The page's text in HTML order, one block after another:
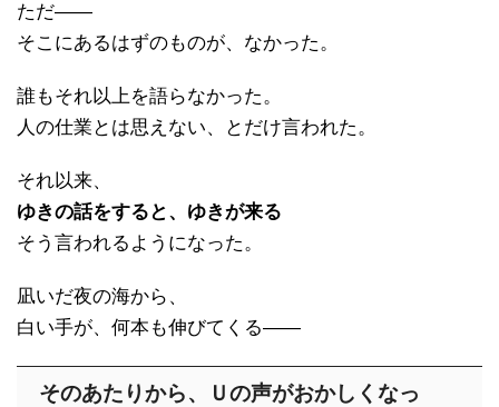
ただ――
そこにあるはずのものが、なかった。
誰もそれ以上を語らなかった。
人の仕業とは思えない、とだけ言われた。
それ以来、
ゆきの話をすると、ゆきが来る
そう言われるようになった。
凪いだ夜の海から、
白い手が、何本も伸びてくる――
そのあたりから、Ｕの声がおかしくなっ